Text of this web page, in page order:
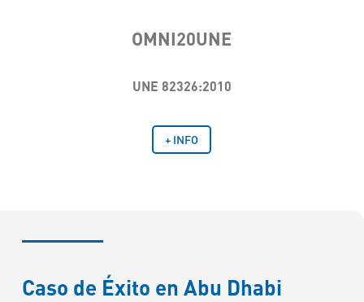
OMNI20UNE
UNE 82326:2010
+ INFO
Caso de Éxito en Abu Dhabi